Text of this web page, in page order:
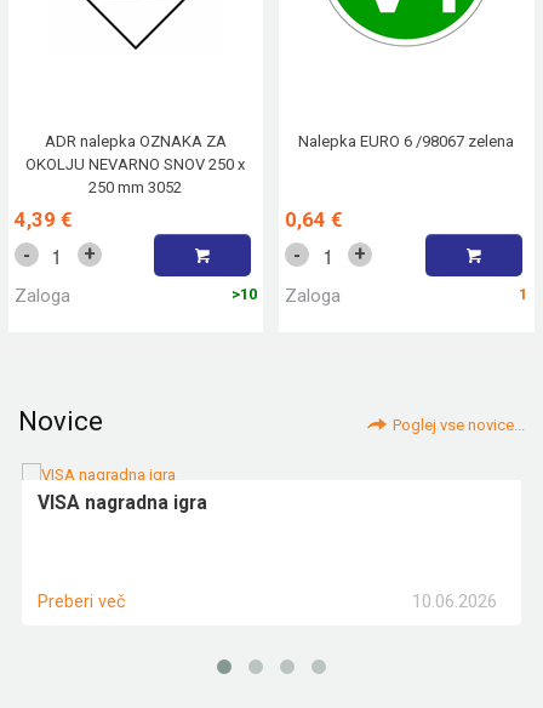
ADR nalepka OZNAKA ZA
OKOLJU NEVARNO SNOV 250 x
250 mm 3052
4,39 €
- +
Zaloga >10
Nalepka EURO 6 /98067 zelena
0,64 €
- +
Zaloga 1
Novice Poglej vse novice...
VISA nagradna igra
10.06.2026
Preberi več